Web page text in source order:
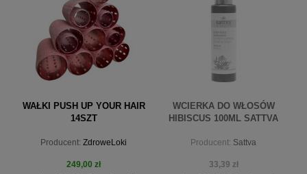
WAŁKI PUSH UP YOUR HAIR
14SZT
Producent: ZdroweLoki
249,00 zł
WCIERKA DO WŁOSÓW
HIBISCUS 100ML SATTVA
Producent: Sattva
33,39 zł